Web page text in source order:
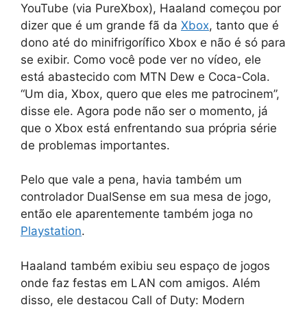
YouTube (via PureXbox), Haaland começou por
dizer que é um grande fã da Xbox, tanto que é
dono até do minifrigorífico Xbox e não é só para
se exibir. Como você pode ver no vídeo, ele
está abastecido com MTN Dew e Coca-Cola.
“Um dia, Xbox, quero que eles me patrocinem”,
disse ele. Agora pode não ser o momento, já
que o Xbox está enfrentando sua própria série
de problemas importantes.
Pelo que vale a pena, havia também um
controlador DualSense em sua mesa de jogo,
então ele aparentemente também joga no
Playstation.
Haaland também exibiu seu espaço de jogos
onde faz festas em LAN com amigos. Além
disso, ele destacou Call of Duty: Modern